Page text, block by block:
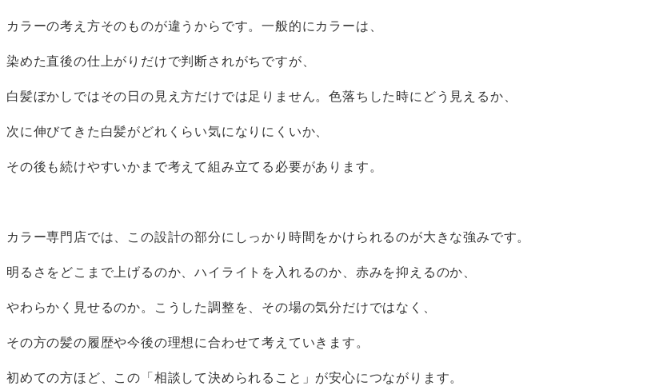
カラーの考え方そのものが違うからです。一般的にカラーは、
染めた直後の仕上がりだけで判断されがちですが、
白髪ぼかしではその日の見え方だけでは足りません。色落ちした時にどう見えるか、
次に伸びてきた白髪がどれくらい気になりにくいか、
その後も続けやすいかまで考えて組み立てる必要があります。
カラー専門店では、この設計の部分にしっかり時間をかけられるのが大きな強みです。
明るさをどこまで上げるのか、ハイライトを入れるのか、赤みを抑えるのか、
やわらかく見せるのか。こうした調整を、その場の気分だけではなく、
その方の髪の履歴や今後の理想に合わせて考えていきます。
初めての方ほど、この「相談して決められること」が安心につながります。